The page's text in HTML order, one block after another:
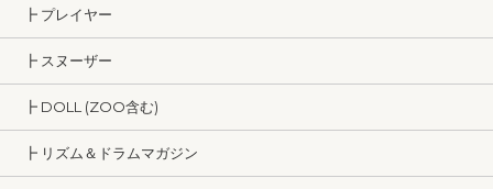
┣ プレイヤー
┣ スヌーザー
┣ DOLL (ZOO含む)
┣ リズム＆ドラムマガジン